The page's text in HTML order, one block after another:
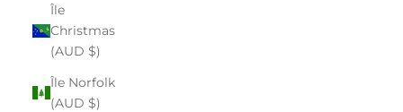
Île
Christmas
(AUD $)
Île Norfolk
(AUD $)